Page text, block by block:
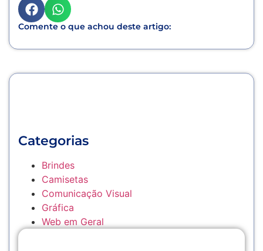
Comente o que achou deste artigo:
Categorias
Brindes
Camisetas
Comunicação Visual
Gráfica
Web em Geral